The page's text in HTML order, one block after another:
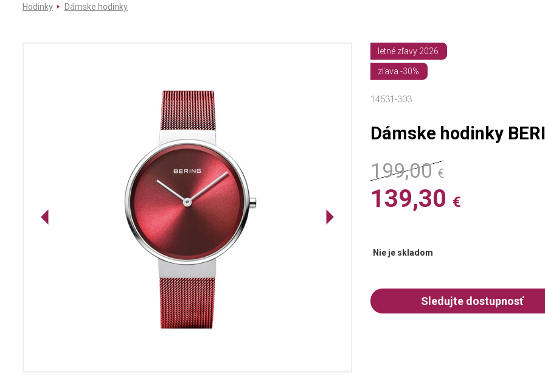
Hodinky Dámske hodinky
letné zľavy 2026
zľava -30%
14531-303
Dámske hodinky
199,00€
139,30 €
Nie je skladom